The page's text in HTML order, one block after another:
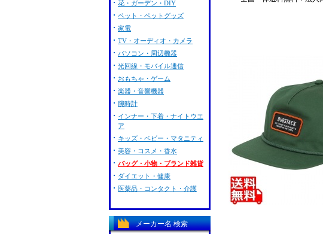
花・ガーデン・DIY
ペット・ペットグッズ
家電
TV・オーディオ・カメラ
パソコン・周辺機器
光回線・モバイル通信
おもちゃ・ゲーム
楽器・音響機器
腕時計
インナー・下着・ナイトウエ
ア
キッズ・ベビー・マタニティ
美容・コスメ・香水
バッグ・小物・ブランド雑貨
ダイエット・健康
医薬品・コンタクト・介護
メーカー名 検索